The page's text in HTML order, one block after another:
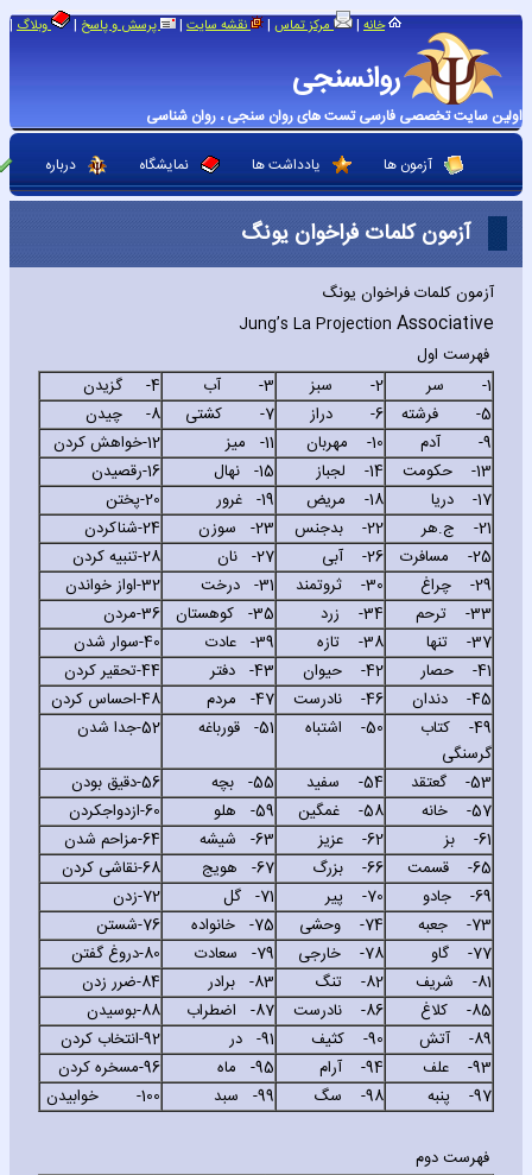
روانسنجی
اولین سایت تخصصی فارسی تست های روان سنجی ، روان شناسی
خانه | مرکز تماس | نقشه سایت | پرسش و پاسخ | وبلاگ |
آزمون ها یادداشت ها نمایشگاه درباره
آزمون کلمات فراخوان یونگ
آزمون کلمات فراخوان یونگ
Jung’s La Projection Associative
فهرست اول
1-
سر 2- سبز 3- آب 4-
گزیدن
5-
فرشته 6- دراز 7- کشتی 8-
چیدن
9-
آدم 10- مهربان 11- میز 12-خواهش کردن
13-
حکومت 14- لجباز 15- نهال 16- رقصیدن
17-
دریا 18- مریض 19- غرور 20-پختن
21-
ج.هر 22- بدجنس 23- سوزن 24- شناکردن
25-
مسافرت 26- آبی 27- نان 28-تنبیه کردن
29-
چراغ 30- ثروتمند 31- درخت 32- اواز خواندن
33-
ترحم 34- زرد 35- کوهستان 36- مردن
37-
تنها 38- تازه 39- عادت 40- سوار شدن
41-
حصار 42- حیوان 43- دفتر 44-تحقیر کردن
45-
دندان 46- نادرست 47- مردم 48- احساس کردن
49-
کتاب
گرسنگی
50- اشتباه 51- قورباغه 52-جدا شدن
53- گعتقد 54- سفید 55- بچه 56-دقیق بودن
57-
خانه 58- غمگین 59- هلو 60- ازدواجکردن
61-
بز 62- عزیز 63- شیشه 64- مزاحم شدن
65-
قسمت 66- بزرگ 67- هویج 68-نقاشی کردن
69-
جادو 70- پیر 71- گل 72- زدن
73-
جعبه 74- وحشی 75- خانواده 76- شستن
77-
گاو 78- خارجی 79- سعادت 80- دروغ گفتن
81-
شریف 82- تنگ 83- برادر 84- ضرر زدن
85-
کلاغ 86- نادرست 87- اضطراب 88- بوسیدن
89-
آتش 90- کثیف 91- در 92- انتخاب کردن
93-
علف 94- آرام 95- ماه 96- مسخره کردن
97-
پنبه 98- سگ 99- سبد 100- خوابیدن
فهرست دوم